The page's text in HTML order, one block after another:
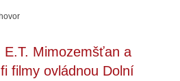
E.T. Mimozemšťan a
filmy ovládnou Dolní